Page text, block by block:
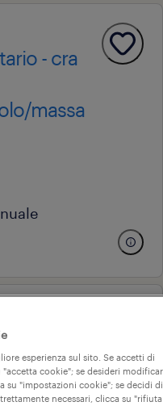
- cra
massa
- area
(m/f/nb)
esperienza sul sito. Se accetti di
cookie"; se desideri
su "impostazioni cookie"; se decidi di
necessari, clicca su "rifiuta